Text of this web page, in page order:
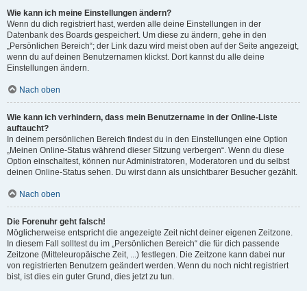
Wie kann ich meine Einstellungen ändern?
Wenn du dich registriert hast, werden alle deine Einstellungen in der
Datenbank des Boards gespeichert. Um diese zu ändern, gehe in den
„Persönlichen Bereich“; der Link dazu wird meist oben auf der Seite angezeigt,
wenn du auf deinen Benutzernamen klickst. Dort kannst du alle deine
Einstellungen ändern.
Nach oben
Wie kann ich verhindern, dass mein Benutzername in der Online-Liste
auftaucht?
In deinem persönlichen Bereich findest du in den Einstellungen eine Option
„Meinen Online-Status während dieser Sitzung verbergen“. Wenn du diese
Option einschaltest, können nur Administratoren, Moderatoren und du selbst
deinen Online-Status sehen. Du wirst dann als unsichtbarer Besucher gezählt.
Nach oben
Die Forenuhr geht falsch!
Möglicherweise entspricht die angezeigte Zeit nicht deiner eigenen Zeitzone.
In diesem Fall solltest du im „Persönlichen Bereich“ die für dich passende
Zeitzone (Mitteleuropäische Zeit, ...) festlegen. Die Zeitzone kann dabei nur
von registrierten Benutzern geändert werden. Wenn du noch nicht registriert
bist, ist dies ein guter Grund, dies jetzt zu tun.